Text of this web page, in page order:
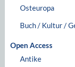
Osteuropa
Buch / Kultur /
Open Access
Antike